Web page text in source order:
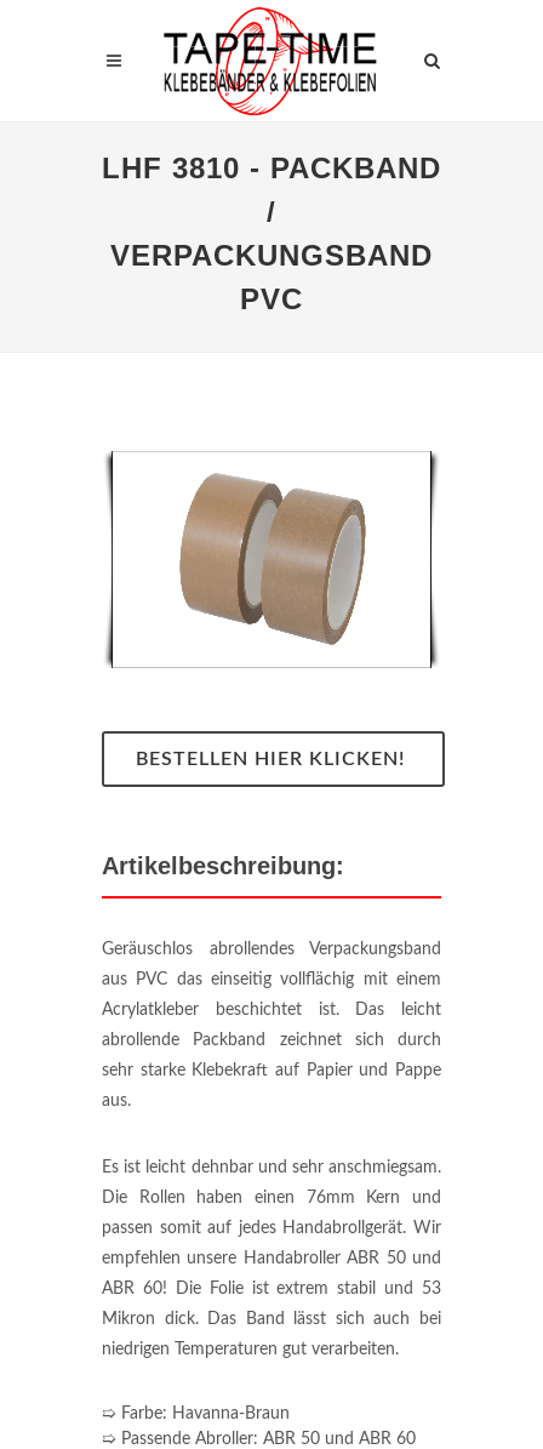
LHF 3810 - PACKBAND
/
VERPACKUNGSBAND
PVC
BESTELLEN HIER KLICKEN!
Artikelbeschreibung:
Geräuschlos abrollendes Verpackungsband
aus PVC das einseitig vollflächig mit einem
Acrylatkleber beschichtet ist. Das leicht
abrollende Packband zeichnet sich durch
sehr starke Klebekraft auf Papier und Pappe
aus.
Es ist leicht dehnbar und sehr anschmiegsam.
Die Rollen haben einen 76mm Kern und
passen somit auf jedes Handabrollgerät. Wir
empfehlen unsere Handabroller ABR 50 und
ABR 60! Die Folie ist extrem stabil und 53
Mikron dick. Das Band lässt sich auch bei
niedrigen Temperaturen gut verarbeiten.
➯ Farbe: Havanna-Braun
➯ Passende Abroller: ABR 50 und ABR 60